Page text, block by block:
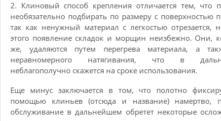
2. Клиновый способ крепления отличается тем, что
необязательно подбирать по размеру с поверхностью
так как ненужный материал с легкостью отрезается,
этого появление складок и морщин неизбежно. Они,
же, удаляются путем перегрева материала, а
неравномерного натягивания, что в
неблагополучно скажется на сроке использования.
Еще минус заключается в том, что полотно
помощью клиньев (отсюда и название) намертво,
обслуживание в дальнейшем обретет некоторые